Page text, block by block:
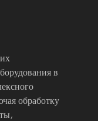
в
обработку